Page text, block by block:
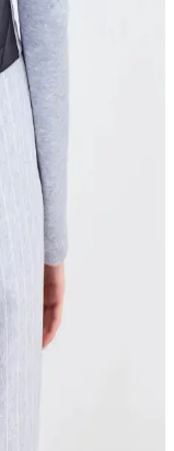
de ferahlık sunar.
önerileriyle
parlak montu
ve
arada sunar. Modern
koruyun.
Kalmanın En
ön plana çıkaran
ve kombinasyon